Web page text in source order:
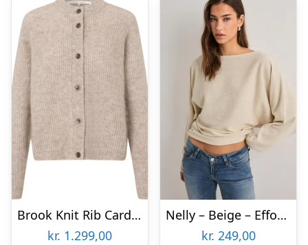
Brook Knit Rib Cardigan
kr. 1.299,00
Nelly – Beige – Effortless Knit LS Sweater
kr. 249,00